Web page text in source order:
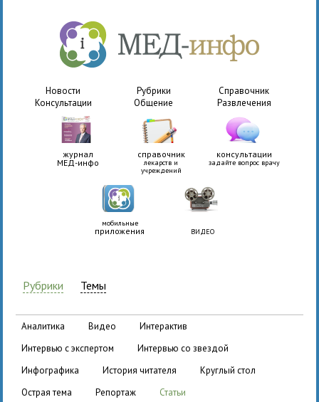
Новости Рубрики
Справочник
Консультации
Общение Развлечения
журнал
МЕД-инфо
справочник
лекарств и
учреждений
консультации
задайте вопрос врачу
мобильные
приложения ВИДЕО
Рубрики Темы
аналитика видео
интерактив
интервью с экспертом
интервью со звездой
инфографика
история читателя
круглый стол
острая тема
репортаж статьи